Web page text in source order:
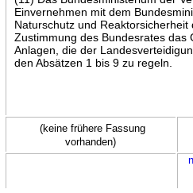
Einvernehmen mit dem
Naturschutz und
Zustimmung des Bundesrates das
Anlagen, die der
den Absätzen 1 bis 9 zu regeln.
(keine frühere Fassung
vorhanden)